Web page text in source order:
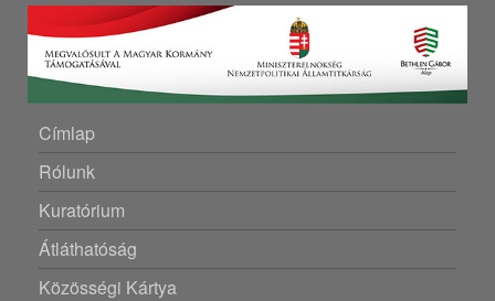
Címlap
Rólunk
Kuratórium
Átláthatóság
Közösségi Kártya